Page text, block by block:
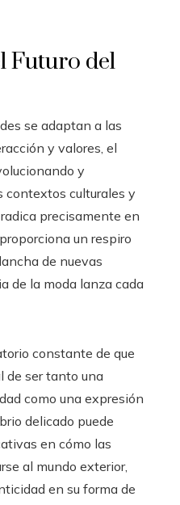
Futuro del
se adaptan a las
y valores, el
y
contextos culturales y
precisamente en
un respiro
de nuevas
de la moda lanza cada
constante de que
de ser tanto una
como una expresión
delicado puede
en cómo las
al mundo exterior,
en su forma de